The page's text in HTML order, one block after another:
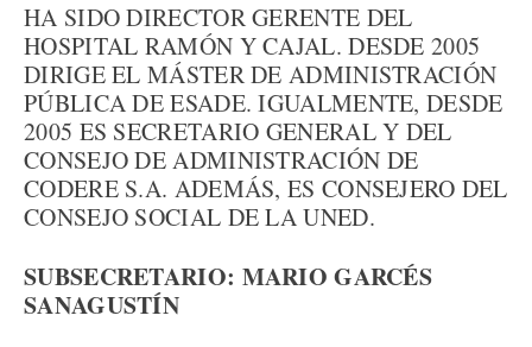
HA SIDO DIRECTOR GERENTE DEL
HOSPITAL RAMÓN Y CAJAL. DESDE 2005
DIRIGE EL MÁSTER DE ADMINISTRACIÓN
PÚBLICA DE ESADE. IGUALMENTE, DESDE
2005 ES SECRETARIO GENERAL Y DEL
CONSEJO DE ADMINISTRACIÓN DE
CODERE S.A. ADEMÁS, ES CONSEJERO DEL
CONSEJO SOCIAL DE LA UNED.
SUBSECRETARIO: MARIO GARCÉS
SANAGUSTÍN